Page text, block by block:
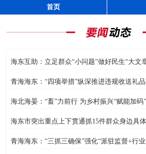
首页
海东互助：立足群众“小问题”做好民生“大文
青海海东：“四项举措”纵深推进违规收送礼
海北海晏：“畜”力前行 为乡村振兴“赋能加码”
海东市突出重点上下贯通抓15件群众身边具
青海海东：“三抓三确保”强化“派驻监督+行